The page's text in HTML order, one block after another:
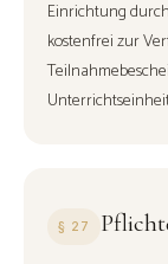
Einrichtung
kostenfrei zur
§ 27